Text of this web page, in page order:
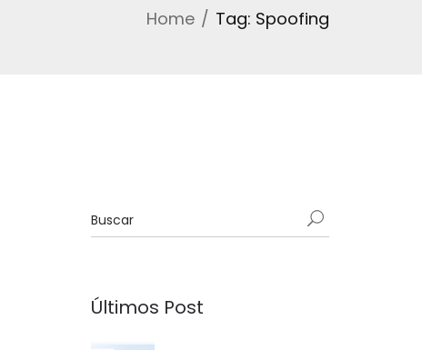
Home Tag: Spoofing
Últimos Post